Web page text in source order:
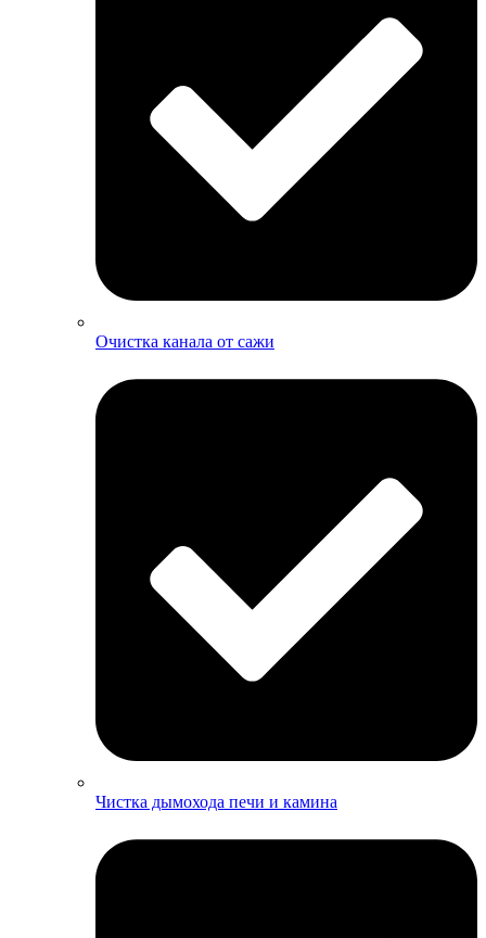
Очистка канала от сажи
Чистка дымохода печи и камина